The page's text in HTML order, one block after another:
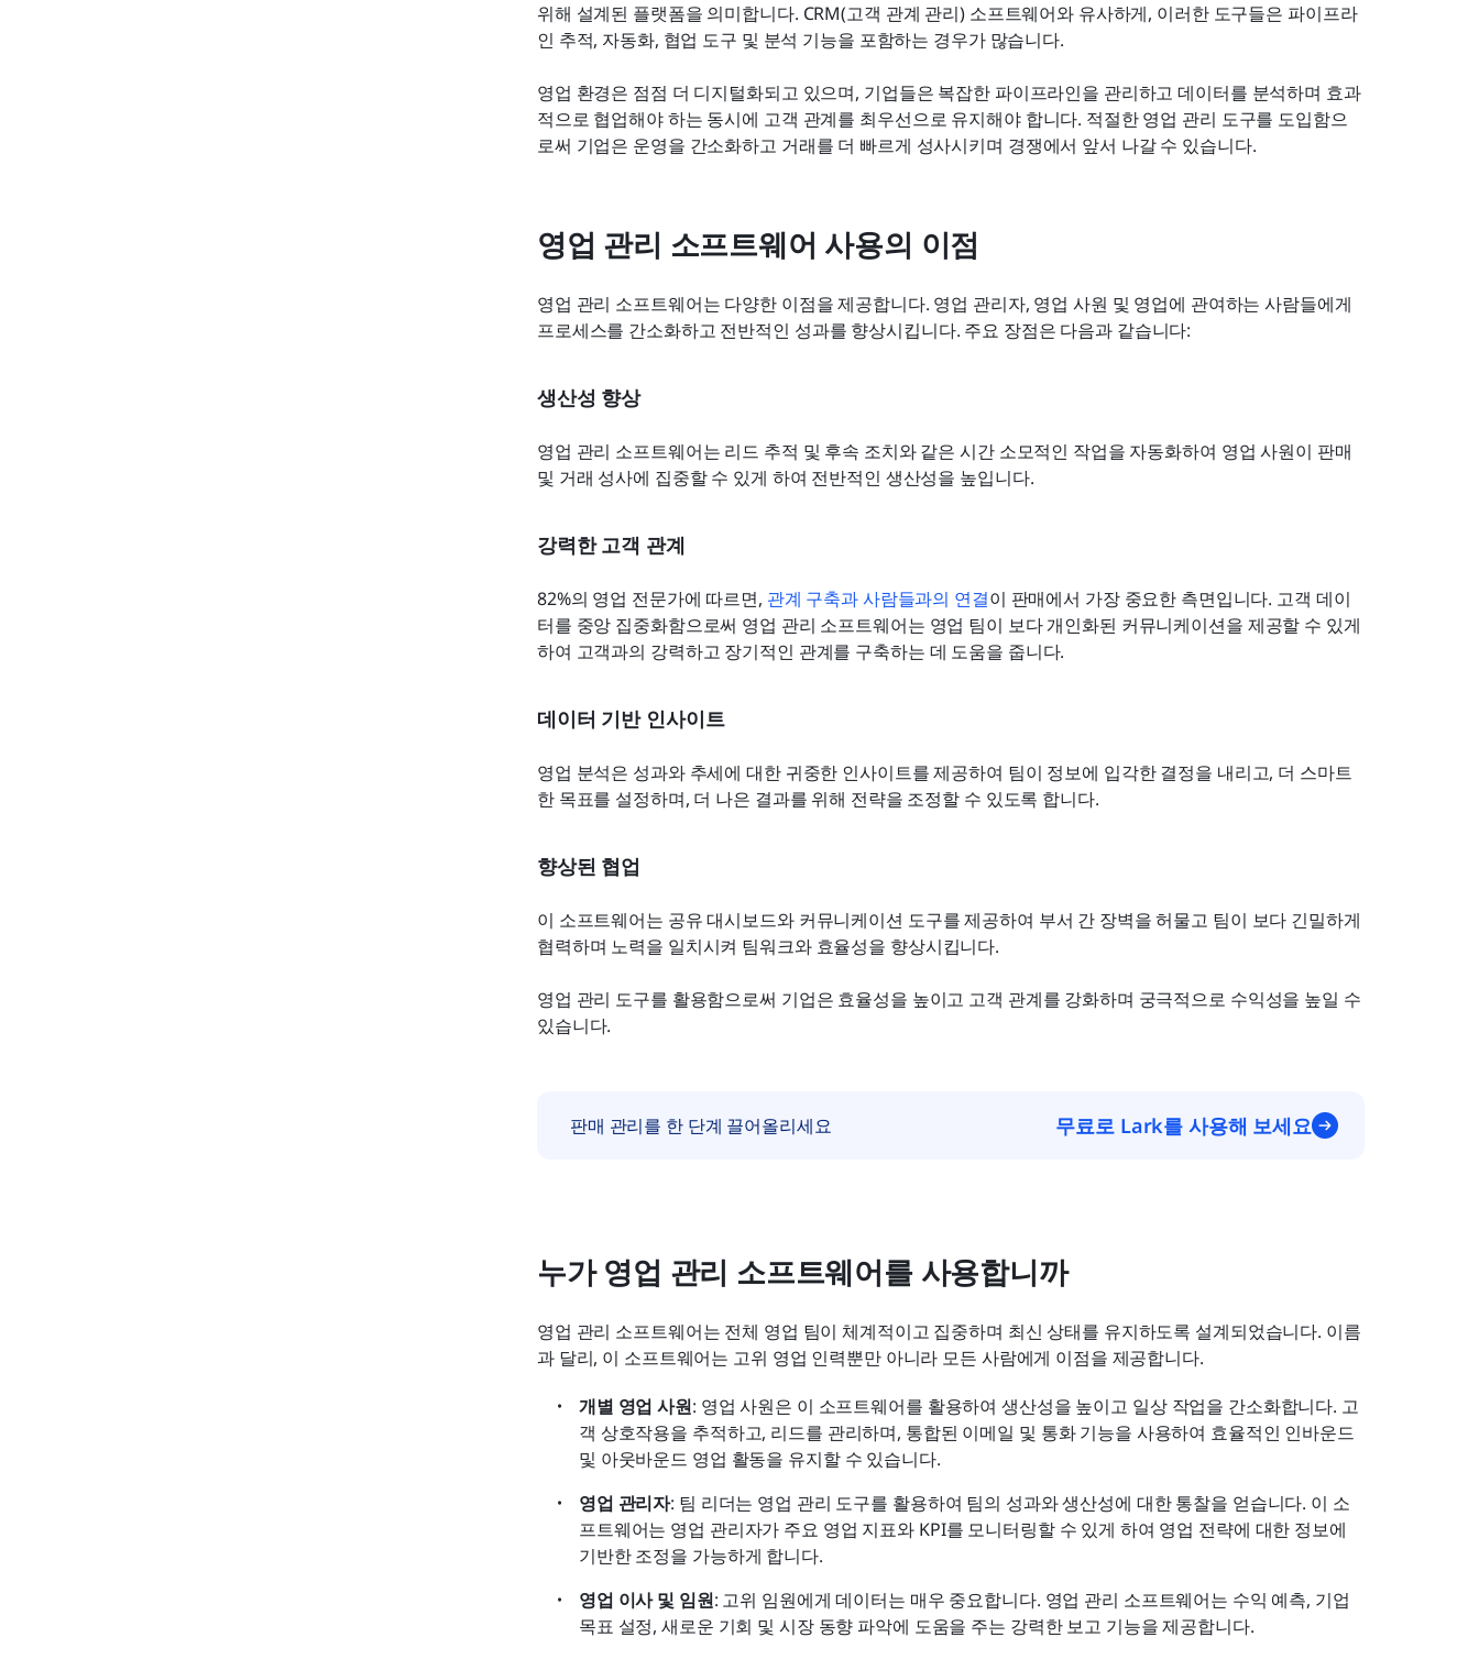
위해 설계된 플랫폼을 의미합니다. CRM(고객 관계 관리) 소프트웨어와 유사하게, 이러한 도구들은 파이프라
인 추적, 자동화, 협업 도구 및 분석 기능을 포함하는 경우가 많습니다.
영업 환경은 점점 더 디지털화되고 있으며, 기업들은 복잡한 파이프라인을 관리하고 데이터를 분석하며 효과
적으로 협업해야 하는 동시에 고객 관계를 최우선으로 유지해야 합니다. 적절한 영업 관리 도구를 도입함으
로써 기업은 운영을 간소화하고 거래를 더 빠르게 성사시키며 경쟁에서 앞서 나갈 수 있습니다.
영업 관리 소프트웨어 사용의 이점
영업 관리 소프트웨어는 다양한 이점을 제공합니다. 영업 관리자, 영업 사원 및 영업에 관여하는 사람들에게
프로세스를 간소화하고 전반적인 성과를 향상시킵니다. 주요 장점은 다음과 같습니다:
생산성 향상
영업 관리 소프트웨어는 리드 추적 및 후속 조치와 같은 시간 소모적인 작업을 자동화하여 영업 사원이 판매
및 거래 성사에 집중할 수 있게 하여 전반적인 생산성을 높입니다.
강력한 고객 관계
82%의 영업 전문가에 따르면, 관계 구축과 사람들과의 연결이 판매에서 가장 중요한 측면입니다. 고객 데이
터를 중앙 집중화함으로써 영업 관리 소프트웨어는 영업 팀이 보다 개인화된 커뮤니케이션을 제공할 수 있게
하여 고객과의 강력하고 장기적인 관계를 구축하는 데 도움을 줍니다.
데이터 기반 인사이트
영업 분석은 성과와 추세에 대한 귀중한 인사이트를 제공하여 팀이 정보에 입각한 결정을 내리고, 더 스마트
한 목표를 설정하며, 더 나은 결과를 위해 전략을 조정할 수 있도록 합니다.
향상된 협업
이 소프트웨어는 공유 대시보드와 커뮤니케이션 도구를 제공하여 부서 간 장벽을 허물고 팀이 보다 긴밀하게
협력하며 노력을 일치시켜 팀워크와 효율성을 향상시킵니다.
영업 관리 도구를 활용함으로써 기업은 효율성을 높이고 고객 관계를 강화하며 궁극적으로 수익성을 높일 수
있습니다.
판매 관리를 한 단계 끌어올리세요 무료로 Lark를 사용해 보세요
누가 영업 관리 소프트웨어를 사용합니까
영업 관리 소프트웨어는 전체 영업 팀이 체계적이고 집중하며 최신 상태를 유지하도록 설계되었습니다. 이름
과 달리, 이 소프트웨어는 고위 영업 인력뿐만 아니라 모든 사람에게 이점을 제공합니다.
개별 영업 사원: 영업 사원은 이 소프트웨어를 활용하여 생산성을 높이고 일상 작업을 간소화합니다. 고
객 상호작용을 추적하고, 리드를 관리하며, 통합된 이메일 및 통화 기능을 사용하여 효율적인 인바운드
및 아웃바운드 영업 활동을 유지할 수 있습니다.
영업 관리자: 팀 리더는 영업 관리 도구를 활용하여 팀의 성과와 생산성에 대한 통찰을 얻습니다. 이 소
프트웨어는 영업 관리자가 주요 영업 지표와 KPI를 모니터링할 수 있게 하여 영업 전략에 대한 정보에
기반한 조정을 가능하게 합니다.
영업 이사 및 임원: 고위 임원에게 데이터는 매우 중요합니다. 영업 관리 소프트웨어는 수익 예측, 기업
목표 설정, 새로운 기회 및 시장 동향 파악에 도움을 주는 강력한 보고 기능을 제공합니다.